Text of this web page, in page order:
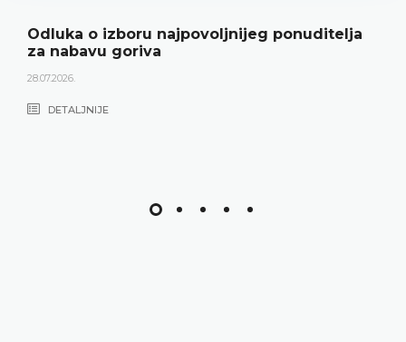
Odluka o izboru najpovoljnijeg ponuditelja
za nabavu goriva
28.07.2026.
DETALJNIJE